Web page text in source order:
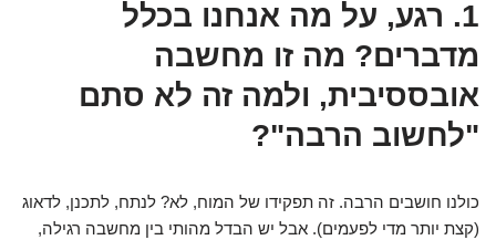
1. רגע, על מה אנחנו בכלל
מדברים? מה זו מחשבה
אובססיבית, ולמה זה לא סתם
"לחשוב הרבה"?
כולנו חושבים הרבה. זה תפקידו של המוח, לא? לנתח, לתכנן, לדאוג
(קצת יותר מדי לפעמים). אבל יש הבדל מהותי בין מחשבה רגילה,